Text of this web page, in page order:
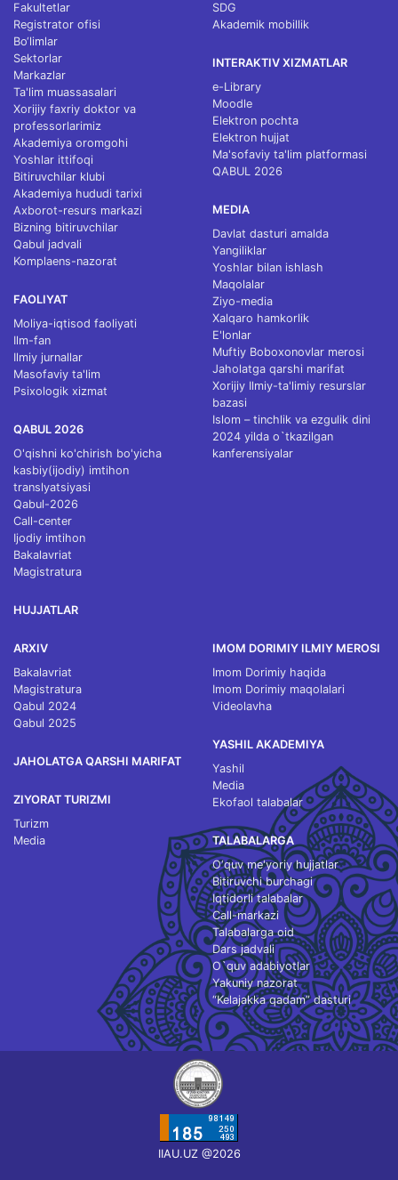
Fakultetlar
Registrator ofisi
Bo‘limlar
Sektorlar
Markazlar
Ta'lim muassasalari
Xorijiy faxriy doktor va
professorlarimiz
Akademiya oromgohi
Yoshlar ittifoqi
Bitiruvchilar klubi
Akademiya hududi tarixi
Axborot-resurs markazi
Bizning bitiruvchilar
Qabul jadvali
Komplaens-nazorat
FAOLIYAT
Moliya-iqtisod faoliyati
Ilm-fan
Ilmiy jurnallar
Masofaviy ta'lim
Psixologik xizmat
QABUL 2026
O'qishni ko'chirish bo'yicha
kasbiy(ijodiy) imtihon
translyatsiyasi
Qabul-2026
Call-center
Ijodiy imtihon
Bakalavriat
Magistratura
HUJJATLAR
SDG
Akademik mobillik
INTERAKTIV XIZMATLAR
e-Library
Moodle
Elektron pochta
Elektron hujjat
Ma'sofaviy ta'lim platformasi
QABUL 2026
MEDIA
Davlat dasturi amalda
Yangiliklar
Yoshlar bilan ishlash
Maqolalar
Ziyo-media
Xalqaro hamkorlik
E'lonlar
Muftiy Boboxonovlar merosi
Jaholatga qarshi marifat
Xorijiy Ilmiy-ta'limiy resurslar
bazasi
Islom – tinchlik va ezgulik dini
2024 yilda o`tkazilgan
kanferensiyalar
ARXIV
Bakalavriat
Magistratura
Qabul 2024
Qabul 2025
JAHOLATGA QARSHI MARIFAT
ZIYORAT TURIZMI
Turizm
Media
IMOM DORIMIY ILMIY MEROSI
Imom Dorimiy haqida
Imom Dorimiy maqolalari
Videolavha
YASHIL AKADEMIYA
Yashil
Media
Ekofaol talabalar
TALABALARGA
O‘quv me'yoriy hujjatlar
Bitiruvchi burchagi
Iqtidorli talabalar
Call-markazi
Talabalarga oid
Dars jadvali
O`quv adabiyotlar
Yakuniy nazorat
“Kelajakka qadam” dasturi
IIAU.UZ @2026